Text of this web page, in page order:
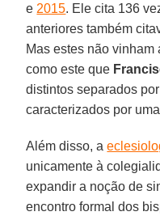
e 2015. Ele cita 136
anteriores também
Mas estes não vinham
como este que
distintos separados
caracterizados por
Além disso, a
unicamente à
expandir a noção de
encontro formal dos